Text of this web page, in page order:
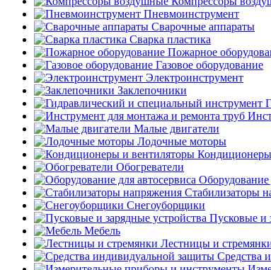
Пневмоинструмент
Сварочные аппараты
Сварка пластика
Пожарное
Газовое оборудование
Электроинструмент
Заклепочники
Малые двигатели
Лодочные моторы
Обогреватели
Оборудование
Стабилизаторы
Снегоуборщики
Пусковые и
Мебель
Лестницы и
Средства